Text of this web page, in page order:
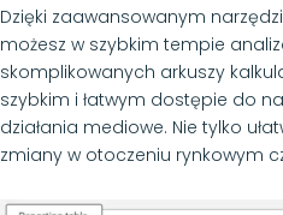
Dzięki zaawansowanym
możesz w szybkim tempie
skomplikowanych arkuszy
szybkim i łatwym dostępie do
działania mediowe. Nie tylko
zmiany w otoczeniu rynkowym